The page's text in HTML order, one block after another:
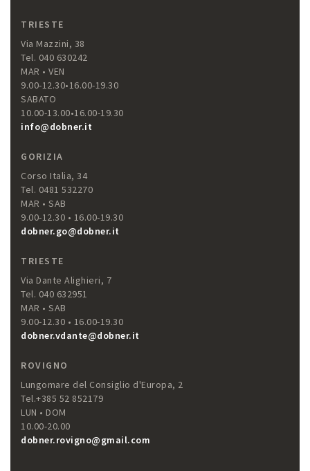
TRIESTE
Via Mazzini, 38
Tel. 040 630242
MAR • VEN
9.00-12.30•16.00-19.30
SABATO
10.00-13.00•16.00-19.30
info@dobner.it
GORIZIA
Corso Italia, 34
Tel. 0481 532270
MAR • SAB
9.00-12.30 • 16.00-19.30
dobner.go@dobner.it
TRIESTE
Via Dante Alighieri, 7
Tel. 040 632951
MAR • SAB
9.00-12.30 • 16.00-19.30
dobner.vdante@dobner.it
ROVIGNO
Lungomare del Consiglio d'Europa, 2
Tel.+385 52 852179
LUN • DOM
10.00-20.00
dobner.rovigno@gmail.com